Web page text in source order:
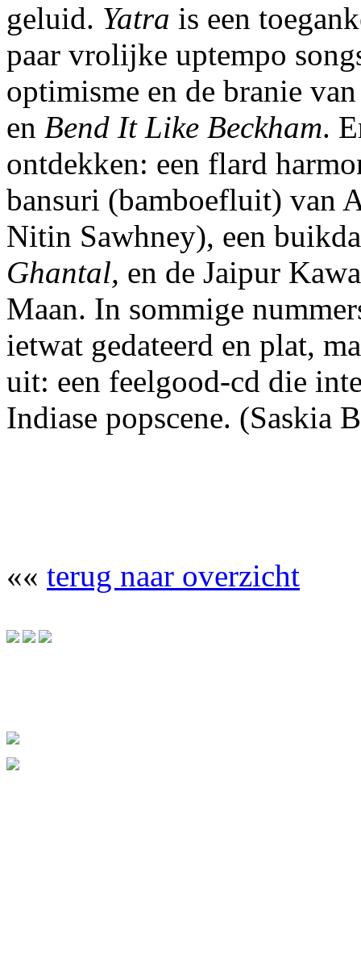
geluid. Yatra is een
paar vrolijke uptempo
optimisme en de branie
en Bend It Like Beckham.
ontdekken: een flard
bansuri (bamboefluit) van
Nitin Sawhney), een
Ghantal, en de Jaipur
Maan. In sommige
ietwat gedateerd en plat,
uit: een feelgood-cd die
Indiase popscene. (Saskia
«« terug naar overzicht